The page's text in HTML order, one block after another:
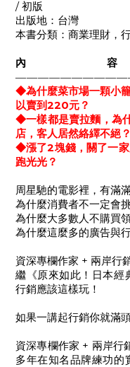
/ 初版
出版地：台灣
本書分類：商業理財，
內
◆為什麼菜市場一顆小
以賣到220元？
◆一樣都是賣拉麵，為
店，客人居然絡繹不絕？
◆漲了2塊錢，關了一
跑光光？
周星馳的電影裡，有滿
為什麼消費者不一定會
為什麼大多數人不購買
為什麼這麼多的廣告與
資深專欄作家 + 兩岸行
繼《原來如此！日本經
行銷應該這樣玩！
如果一講起行銷你就滿
資深專欄作家 + 兩岸行
多年在知名品牌練功的